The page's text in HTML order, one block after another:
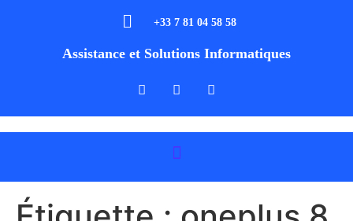
+33 7 81 04 58 58
Assistance et Solutions Informatiques